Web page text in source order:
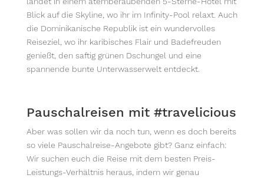
Blick auf die Skyline, wo ihr im Infinity-Pool relaxt. Auch
die Dominikanische Republik ist ein wundervolles
Reiseziel, wo ihr karibisches Flair und Badefreuden
genießt, den saftig grünen Dschungel und eine
spannende bunte Unterwasserwelt entdeckt.
Pauschalreisen mit #travelicious
Aber was sollen wir da noch tun, wenn es doch bereits
so viele Pauschalreise-Angebote gibt? Ganz einfach:
Wir suchen euch die Reise mit dem besten Preis-
Leistungs-Verhältnis heraus, indem wir genau